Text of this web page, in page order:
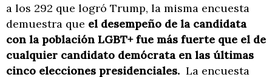
a los 292 que logró Trump, la misma encuesta
demuestra que el desempeño de la candidata
con la población LGBT+ fue más fuerte que el de
cualquier candidato demócrata en las últimas
cinco elecciones presidenciales. La encuesta